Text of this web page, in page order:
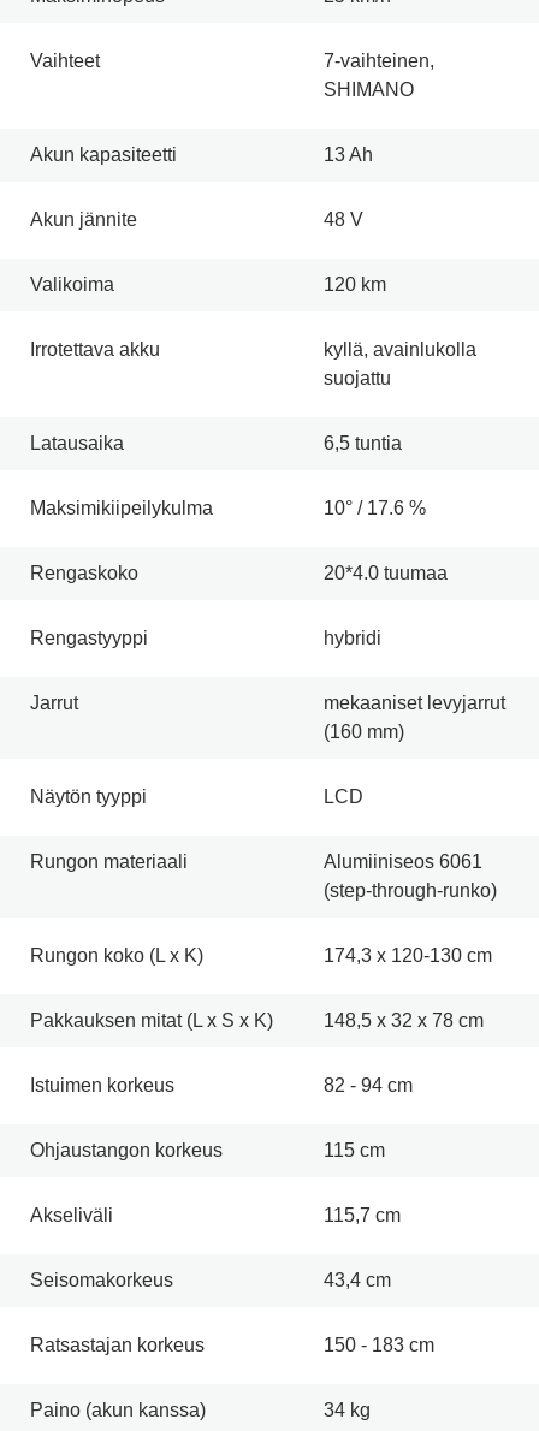
Vaihteet
7-vaihteinen,
SHIMANO
Akun kapasiteetti 13 Ah
Akun jännite 48 V
Valikoima 120 km
Irrotettava akku
kyllä, avainlukolla
suojattu
Latausaika 6,5 tuntia
Maksimikiipeilykulma 10° / 17.6 %
Rengaskoko 20*4.0 tuumaa
Rengastyyppi hybridi
Jarrut
mekaaniset levyjarrut
(160 mm)
Näytön tyyppi LCD
Rungon materiaali
Alumiiniseos 6061
(step-through-runko)
Rungon koko (L x K) 174,3 x 120-130 cm
Pakkauksen mitat (L x S x K) 148,5 x 32 x 78 cm
Istuimen korkeus 82 - 94 cm
Ohjaustangon korkeus 115 cm
Akseliväli 115,7 cm
Seisomakorkeus 43,4 cm
Ratsastajan korkeus 150 - 183 cm
Paino (akun kanssa) 34 kg